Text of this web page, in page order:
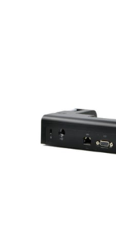
Obchod